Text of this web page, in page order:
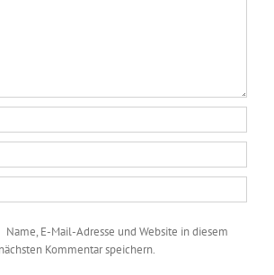
Name, E-Mail-Adresse und Website in diesem
Kommentar speichern.